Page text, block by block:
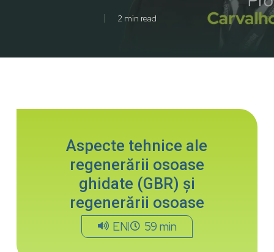
2 min read
Aspecte tehnice ale
regenerării osoase
ghidate (GBR) și
regenerării osoase
EN 59 min